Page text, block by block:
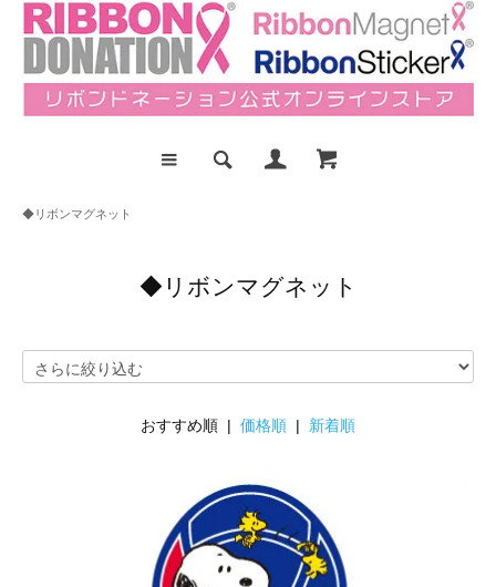
◆リボンマグネット
◆リボンマグネット
おすすめ順 | 価格順 | 新着順